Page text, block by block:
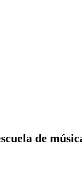
de